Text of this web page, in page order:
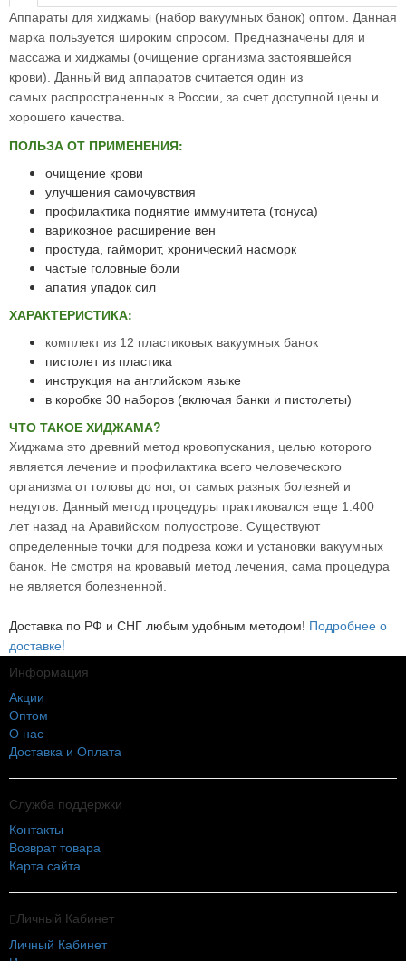
Аппараты для хиджамы (набор вакуумных банок) оптом. Данная
марка пользуется широким спросом. Предназначены для и
массажа и хиджамы (очищение организма застоявшейся
крови). Данный вид аппаратов считается один из
самых распространенных в России, за счет доступной цены и
хорошего качества.
ПОЛЬЗА ОТ ПРИМЕНЕНИЯ:
очищение крови
улучшения самочувствия
профилактика поднятие иммунитета (тонуса)
варикозное расширение вен
простуда, гайморит, хронический насморк
частые головные боли
апатия упадок сил
ХАРАКТЕРИСТИКА:
комплект из 12 пластиковых вакуумных банок
пистолет из пластика
инструкция на английском языке
в коробке 30 наборов (включая банки и пистолеты)
ЧТО ТАКОЕ ХИДЖАМА?
Хиджама это древний метод кровопускания, целью которого
является лечение и профилактика всего человеческого
организма от головы до ног, от самых разных болезней и
недугов. Данный метод процедуры практиковался еще 1.400
лет назад на Аравийском полуострове. Существуют
определенные точки для подреза кожи и установки вакуумных
банок. Не смотря на кровавый метод лечения, сама процедура
не является болезненной.
Доставка по РФ и СНГ любым удобным методом! Подробнее о
доставке!
Информация
Акции
Оптом
О нас
Доставка и Оплата
Служба поддержки
Контакты
Возврат товара
Карта сайта
Личный Кабинет
Личный Кабинет